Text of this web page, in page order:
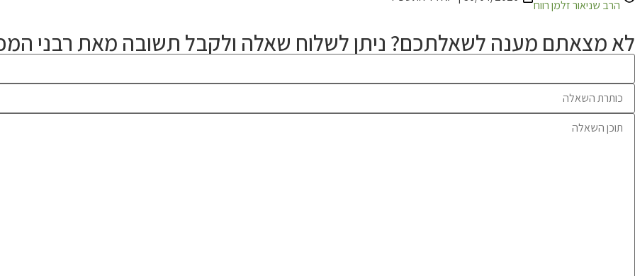
הרב שניאור זלמן רווח
לא מצאתם מענה לשאלתכם? ניתן לשלוח שאלה ולקבל תשובה מאת רבני